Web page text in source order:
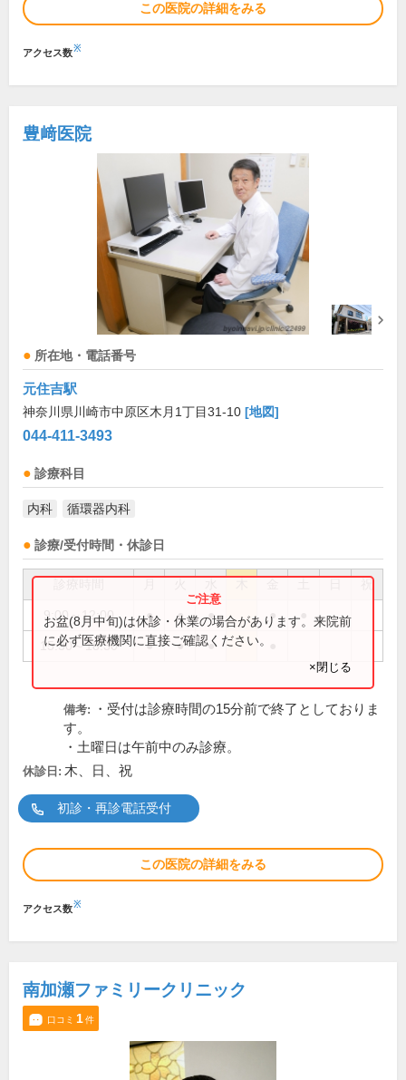
この医院の詳細をみる
アクセス数※
豊﨑医院
所在地・電話番号
元住吉駅
神奈川県川崎市中原区木月1丁目31-10 [地図]
044-411-3493
診療科目
内科 循環器内科
診療/受付時間・休診日
祝
9:00～12:00 ● ● ● ●
15:30～18:30 ● ● ●
お盆(8月中旬)は休診・休業の場合があります。来院前
に必ず医療機関に直接ご確認ください。
×閉じる
備考:
・受付は診療時間の15分前で終了としておりま
す。
・土曜日は午前中のみ診療。
休診日: 木、日、祝
初診・再診電話受付
この医院の詳細をみる
アクセス数※
南加瀬ファミリークリニック
口コミ 1件